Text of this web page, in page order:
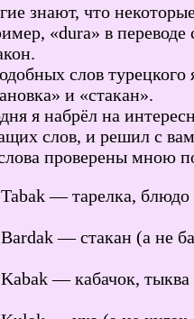
знают, что
«dura» в переводе
слов турецкого
и «стакан».
я набрёл на
слов, и решил с
проверены мною
Tabak — тарелка,
Bardak — стакан (а не
Kabak — кабачок, тыква